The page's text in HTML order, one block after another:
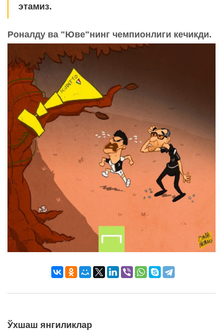
этамиз.
Роналду ва "Юве"нинг чемпионлиги кечикди.
Ўхшаш янгиликлар